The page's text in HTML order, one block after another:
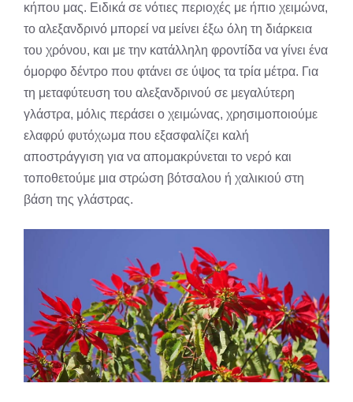
κήπου μας. Ειδικά σε νότιες περιοχές με ήπιο χειμώνα,
το αλεξανδρινό μπορεί να μείνει έξω όλη τη διάρκεια
του χρόνου, και με την κατάλληλη φροντίδα να γίνει ένα
όμορφο δέντρο που φτάνει σε ύψος τα τρία μέτρα. Για
τη μεταφύτευση του αλεξανδρινού σε μεγαλύτερη
γλάστρα, μόλις περάσει ο χειμώνας, χρησιμοποιούμε
ελαφρύ φυτόχωμα που εξασφαλίζει καλή
αποστράγγιση για να απομακρύνεται το νερό και
τοποθετούμε μια στρώση βότσαλου ή χαλικιού στη
βάση της γλάστρας.